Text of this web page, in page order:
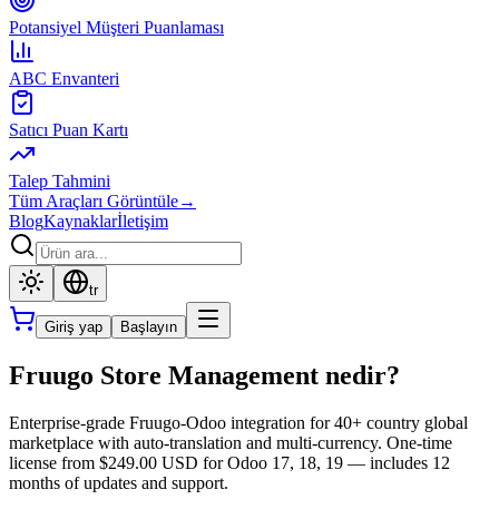
Potansiyel Müşteri Puanlaması
ABC Envanteri
Satıcı Puan Kartı
Talep Tahmini
Tüm Araçları Görüntüle→
BlogKaynaklarİletişim
tr
Giriş yap Başlayın
Fruugo Store Management nedir?
Enterprise-grade Fruugo-Odoo integration for 40+ country global
marketplace with auto-translation and multi-currency. One-time
license from $249.00 USD for Odoo 17, 18, 19 — includes 12
months of updates and support.